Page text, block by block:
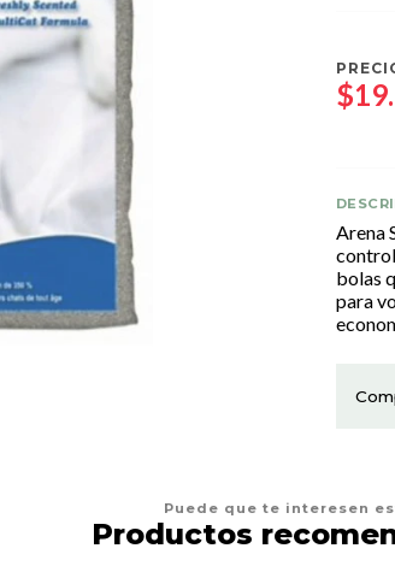
Arena
bolas
para
Puede que te interesen
Productos